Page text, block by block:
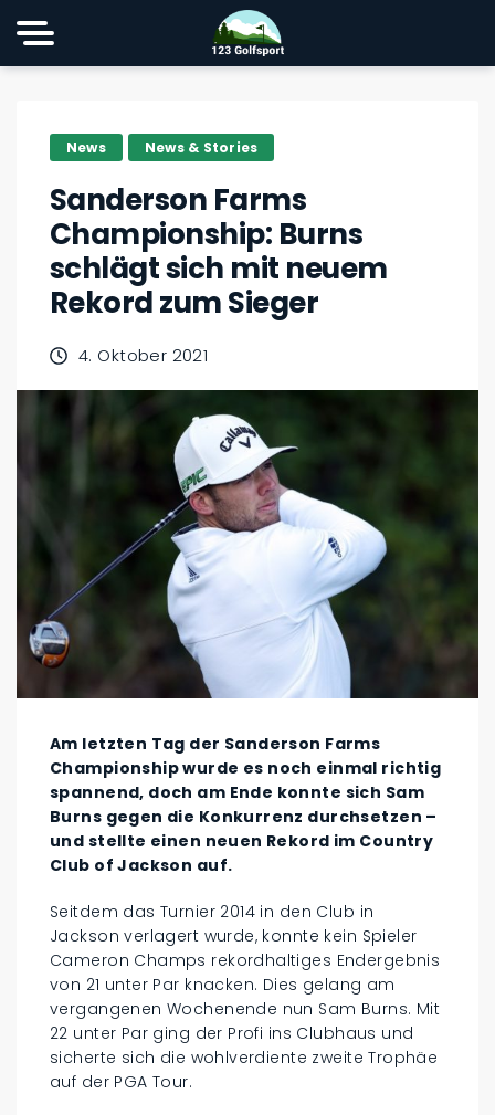
News News & Stories
Sanderson Farms
Championship: Burns
schlägt sich mit neuem
Rekord zum Sieger
4. Oktober 2021
Am letzten Tag der Sanderson Farms
Championship wurde es noch einmal richtig
spannend, doch am Ende konnte sich Sam
Burns gegen die Konkurrenz durchsetzen –
und stellte einen neuen Rekord im Country
Club of Jackson auf.
Seitdem das Turnier 2014 in den Club in
Jackson verlagert wurde, konnte kein Spieler
Cameron Champs rekordhaltiges Endergebnis
von 21 unter Par knacken. Dies gelang am
vergangenen Wochenende nun Sam Burns. Mit
22 unter Par ging der Profi ins Clubhaus und
sicherte sich die wohlverdiente zweite Trophäe
auf der PGA Tour.